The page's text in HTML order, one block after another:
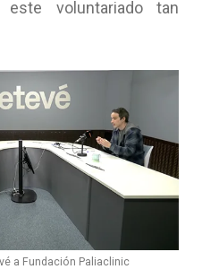
voluntariado tan
a Fundación Paliaclinic